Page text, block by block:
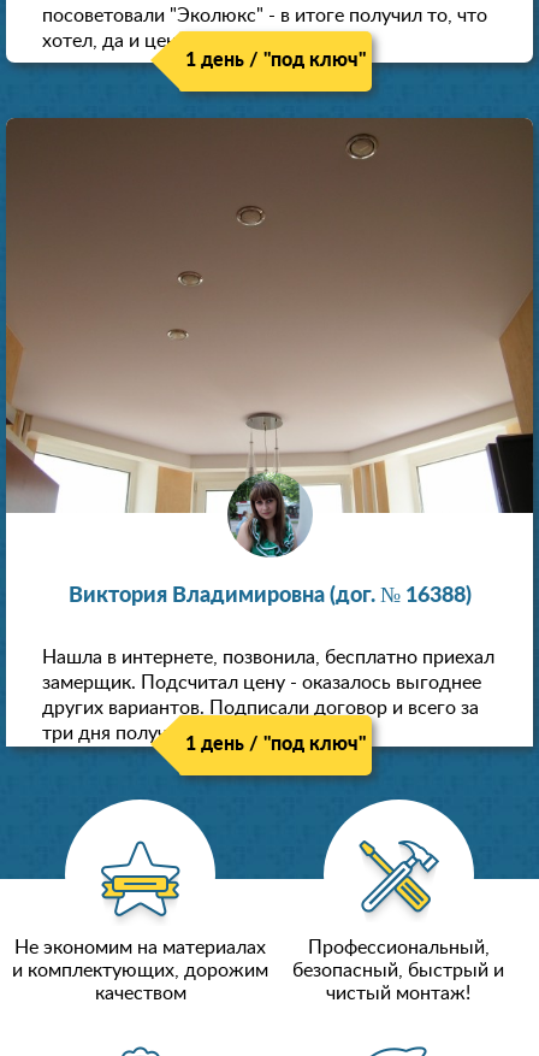
посоветовали "Эколюкс" - в итоге получил то, что
хотел, да и цена нормальная.
1 день / "под ключ"
Виктория Владимировна (дог. № 16388)
Нашла в интернете, позвонила, бесплатно приехал
замерщик. Подсчитал цену - оказалось выгоднее
других вариантов. Подписали договор и всего за
три дня получили новые потолки!
1 день / "под ключ"
Не экономим на материалах
и комплектующих, дорожим
качеством
Профессиональный,
безопасный, быстрый и
чистый монтаж!